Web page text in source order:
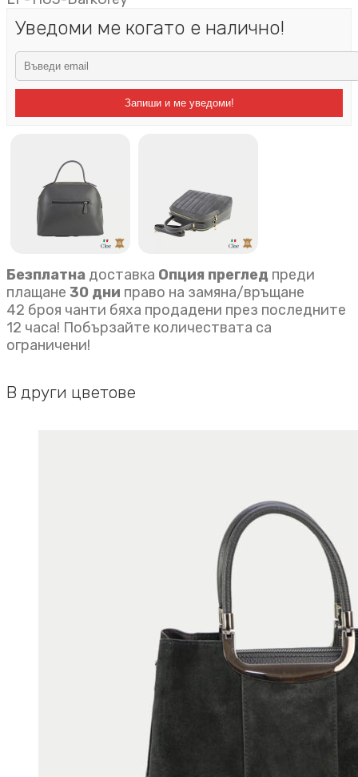
Уведоми ме когато е налично!
Запиши и ме уведоми!
Безплатна доставка Опция преглед преди
плащане 30 дни право на замяна/връщане
42 броя чанти бяха продадени през последните
12 часа! Побързайте количествата са
ограничени!
В други цветове